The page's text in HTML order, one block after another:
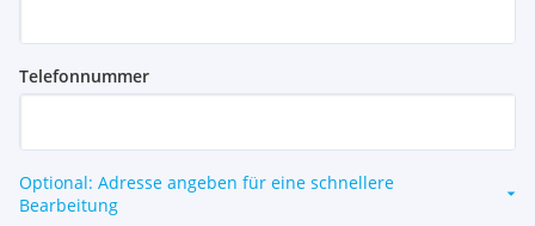
Telefonnummer
Optional: Adresse angeben für eine schnellere
Bearbeitung